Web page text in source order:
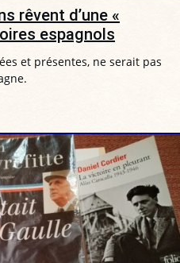
rêvent d’une «
espagnols
et présentes, ne serait pas